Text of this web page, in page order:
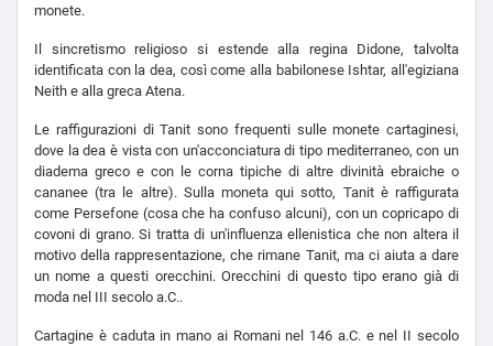
monete.
Il sincretismo religioso si estende alla regina Didone, talvolta
identificata con la dea, così come alla babilonese Ishtar, all'egiziana
Neith e alla greca Atena.
Le raffigurazioni di Tanit sono frequenti sulle monete cartaginesi,
dove la dea è vista con un'acconciatura di tipo mediterraneo, con un
diadema greco e con le corna tipiche di altre divinità ebraiche o
cananee (tra le altre). Sulla moneta qui sotto, Tanit è raffigurata
come Persefone (cosa che ha confuso alcuni), con un copricapo di
covoni di grano. Si tratta di un'influenza ellenistica che non altera il
motivo della rappresentazione, che rimane Tanit, ma ci aiuta a dare
un nome a questi orecchini. Orecchini di questo tipo erano già di
moda nel III secolo a.C..
Cartagine è caduta in mano ai Romani nel 146 a.C. e nel II secolo